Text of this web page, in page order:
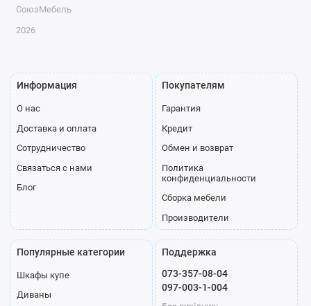
СоюзМебель
2026
Информация
О нас
Доставка и оплата
Сотрудничество
Связаться с нами
Блог
Покупателям
Гарантия
Кредит
Обмен и возврат
Политика
конфиденциальности
Сборка мебели
Производители
Популярные категории
Шкафы купе
Диваны
Поддержка
073-357-08-04
097-003-1-004